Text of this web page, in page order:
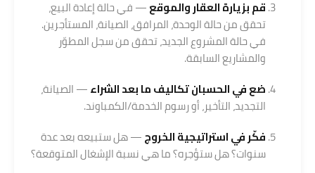
قم بزيارة العقار والموقع— في حالة إعادة البيع،
تحقق من حالة الوحدة، المرافق، الصيانة، المستأجرين.
في حالة المشروع الجديد، تحقق من سجل المطوّر
والمشاريع السابقة.
ضع في الحسبان تكاليف ما بعد الشراء— الصيانة،
التجديد، التأخير، أو رسوم الخدمة/الكمباوند.
فكّر في استراتيجية الخروج— هل ستبيعه بعد عدة
سنوات؟ هل ستؤجره؟ ما هي نسبة الإشغال المتوقعة؟